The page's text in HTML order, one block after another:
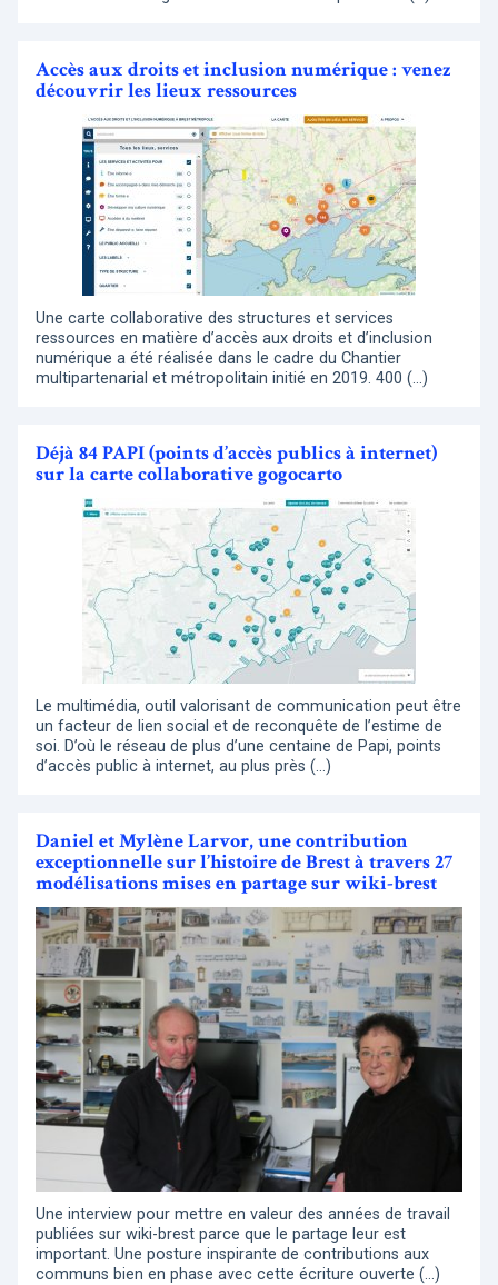
Accès aux droits et inclusion numérique : venez
découvrir les lieux ressources
Une carte collaborative des structures et services
ressources en matière d’accès aux droits et d’inclusion
numérique a été réalisée dans le cadre du Chantier
multipartenarial et métropolitain initié en 2019. 400 (…)
Déjà 84 PAPI (points d’accès publics à internet)
sur la carte collaborative gogocarto
Le multimédia, outil valorisant de communication peut être
un facteur de lien social et de reconquête de l’estime de
soi. D’où le réseau de plus d’une centaine de Papi, points
d’accès public à internet, au plus près (…)
Daniel et Mylène Larvor, une contribution
exceptionnelle sur l’histoire de Brest à travers 27
modélisations mises en partage sur wiki-brest
Une interview pour mettre en valeur des années de travail
publiées sur wiki-brest parce que le partage leur est
important. Une posture inspirante de contributions aux
communs bien en phase avec cette écriture ouverte (…)